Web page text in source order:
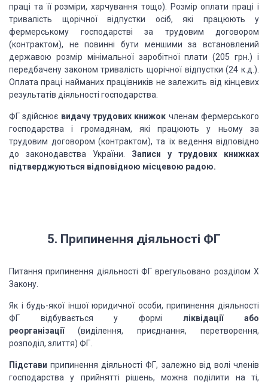
праці та її розміри, харчування тощо). Розмір оплати праці і
тривалість щорічної відпустки осіб, які працюють у
фермерському господарстві за трудовим договором
(контрактом), не повинні бути меншими за встановлений
державою розмір мінімальної заробітної плати (205 грн.) і
передбачену законом тривалість щорічної відпустки (24 к.д.).
Оплата праці найманих працівників не залежить від кінцевих
результатів діяльності господарства.
ФГ здійснює видачу трудових книжок членам фермерського
господарства і громадянам, які працюють у ньому за
трудовим договором (контрактом), та їх ведення відповідно
до законодавства України. Записи у трудових книжках
підтверджуються відповідною місцевою радою.
5. Припинення діяльності ФГ
Питання припинення діяльності ФГ врегульовано розділом Х
Закону.
Як і будь-якої іншої юридичної особи, припинення діяльності
ФГ відбувається у форміліквідації або
реорганізації(виділення, приєднання, перетворення,
розподіл, злиття) ФГ.
Підстави припинення діяльності ФГ, залежно від волі членів
господарства у прийнятті рішень, можна поділити на ті,